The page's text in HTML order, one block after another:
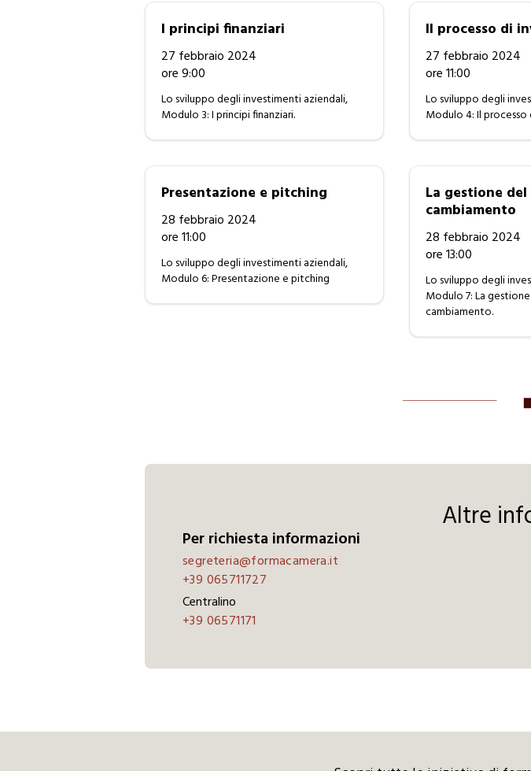
I principi finanziari
27 febbraio 2024
ore 9:00
Lo sviluppo degli investimenti aziendali,
Modulo 3: I principi finanziari.
Il processo di
27 febbraio 2024
ore 11:00
Lo sviluppo degli
Modulo 4: Il
Presentazione e pitching
28 febbraio 2024
ore 11:00
Lo sviluppo degli investimenti aziendali,
Modulo 6: Presentazione e pitching
La gestione
cambiamento
28 febbraio 2024
ore 13:00
Lo sviluppo degli
Modulo 7: La
cambiamento.
Altre
Per richiesta informazioni
segreteria@formacamera.it
+39 065711727
Centralino
+39 06571171